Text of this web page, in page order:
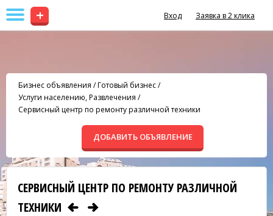
+ Вход Заявка в 2 клика
Бизнес объявления /Готовый бизнес/
Услуги населению, Развлечения /
Сервисный центр по ремонту различной техники
ДОБАВИТЬ ОБЪЯВЛЕНИЕ
СЕРВИСНЫЙ ЦЕНТР ПО РЕМОНТУ РАЗЛИЧНОЙ
ТЕХНИКИ